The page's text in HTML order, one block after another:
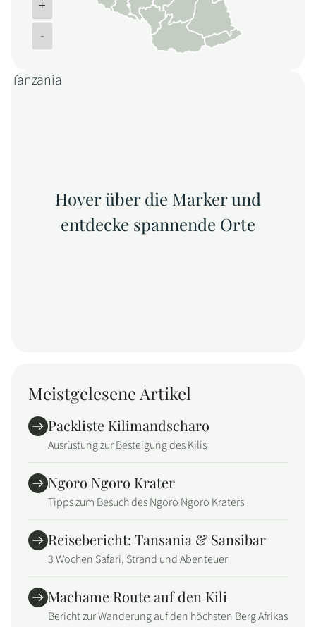
+
-
Tanzania
Meistgelesene Artikel
Packliste Kilimandscharo
Ausrüstung zur Besteigung des Kilis
Ngoro Ngoro Krater
Tipps zum Besuch des Ngoro Ngoro Kraters
Reisebericht: Tansania & Sansibar
3 Wochen Safari, Strand und Abenteuer
Machame Route auf den Kili
Bericht zur Wanderung auf den höchsten Berg Afrikas